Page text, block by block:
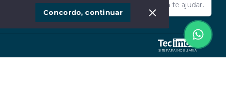
SITE PARA IMOBILIARIA
Olá! Estamos disponíveis para te ajudar.
Concordo, continuar